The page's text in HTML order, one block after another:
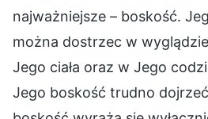
najważniejsze – boskość.
można dostrzec w
Jego ciała oraz w Jego
Jego boskość trudno